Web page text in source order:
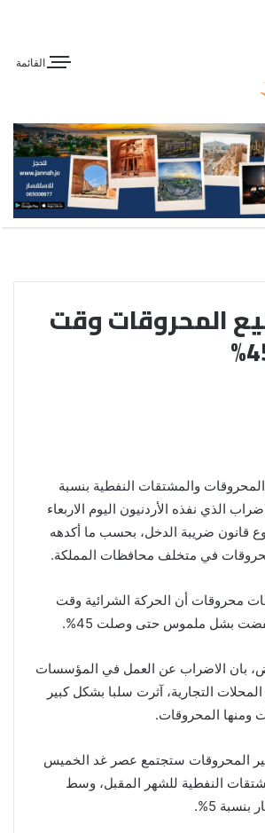
القائمة
المحروقات وقت
والمشتقات النفطية بنسبة
الذي نفذه الأردنيون اليوم الاربعاء
قانون ضريبة الدخل، بحسب ما أكدهه
في متخلف محافظات المملكة.
محروقات أن الحركة الشرائية وقت
بشل ملموس حتى وصلت 45%.
بان الاضراب عن العمل في المؤسسات
التجارية، آثرت سلبا بشكل كبير
ومنها المحروقات.
المحروقات ستجتمع عصر غد الخميس
النفطية للشهر المقبل، وسط
5%.